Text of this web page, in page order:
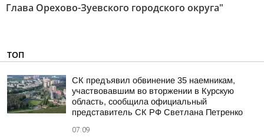
Глава Орехово-Зуевского городского округа"
ТОП
СК предъявил обвинение 35 наемникам,
участвовавшим во вторжении в Курскую
область, сообщила официальный
представитель СК РФ Светлана Петренко
07:09